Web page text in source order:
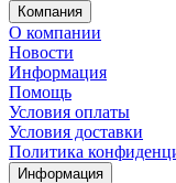
Компания
О компании
Новости
Информация
Помощь
Условия оплаты
Условия доставки
Политика
Информация